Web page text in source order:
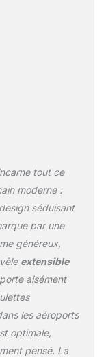
+ Toutes
en
léger et
+
tout ce
moderne :
séduisant
par une
généreux,
extensible
aisément
les aéroports
optimale,
pensé. La